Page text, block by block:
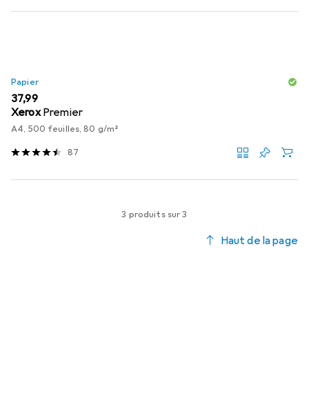
Papier
EUR
37,99
Xerox Premier
A4, 500 feuilles, 80 g/m²
87
3 produits sur 3
Haut de la page